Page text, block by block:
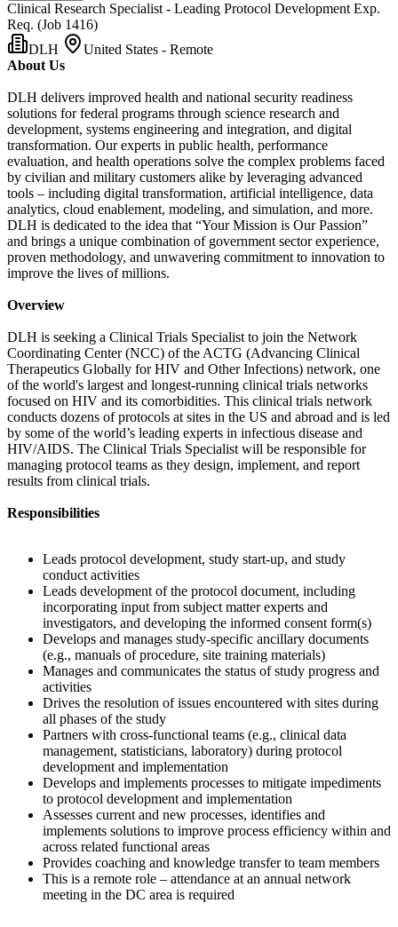
Clinical Research Specialist - Leading Protocol Development Exp.
Req. (Job 1416)
DLH
United States - Remote
About Us
DLH delivers improved health and national security readiness
solutions for federal programs through science research and
development, systems engineering and integration, and digital
transformation. Our experts in public health, performance
evaluation, and health operations solve the complex problems faced
by civilian and military customers alike by leveraging advanced
tools – including digital transformation, artificial intelligence, data
analytics, cloud enablement, modeling, and simulation, and more.
DLH is dedicated to the idea that “Your Mission is Our Passion”
and brings a unique combination of government sector experience,
proven methodology, and unwavering commitment to innovation to
improve the lives of millions.
Overview
DLH is seeking a Clinical Trials Specialist to join the Network
Coordinating Center (NCC) of the ACTG (Advancing Clinical
Therapeutics Globally for HIV and Other Infections) network, one
of the world's largest and longest-running clinical trials networks
focused on HIV and its comorbidities. This clinical trials network
conducts dozens of protocols at sites in the US and abroad and is led
by some of the world’s leading experts in infectious disease and
HIV/AIDS. The Clinical Trials Specialist will be responsible for
managing protocol teams as they design, implement, and report
results from clinical trials.
Responsibilities
Leads protocol development, study start-up, and study
conduct activities
Leads development of the protocol document, including
incorporating input from subject matter experts and
investigators, and developing the informed consent form(s)
Develops and manages study-specific ancillary documents
(e.g., manuals of procedure, site training materials)
Manages and communicates the status of study progress and
activities
Drives the resolution of issues encountered with sites during
all phases of the study
Partners with cross-functional teams (e.g., clinical data
management, statisticians, laboratory) during protocol
development and implementation
Develops and implements processes to mitigate impediments
to protocol development and implementation
Assesses current and new processes, identifies and
implements solutions to improve process efficiency within and
across related functional areas
Provides coaching and knowledge transfer to team members
This is a remote role – attendance at an annual network
meeting in the DC area is required